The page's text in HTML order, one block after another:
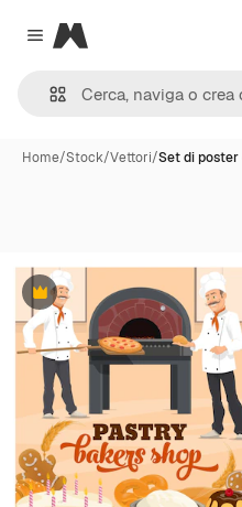
Close menu
Magnific
Home/Stock/Vettori/Set di poster
Premium